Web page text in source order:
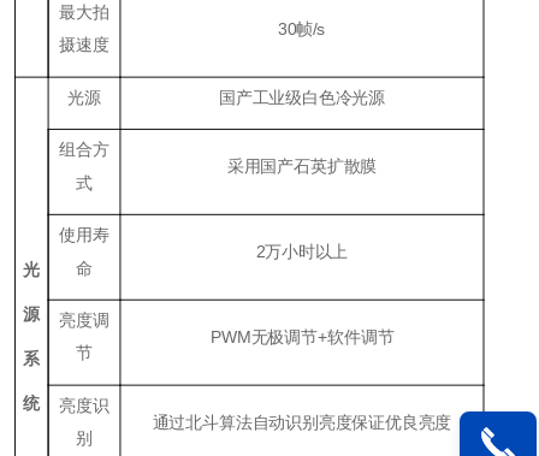
最大拍
摄速度
30帧/s
光
源
系
统
光源 国产工业级白色冷光源
组合方
式
采用国产石英扩散膜
使用寿
命
2万小时以上
亮度调
节
PWM无极调节+软件调节
亮度识
别
通过北斗算法自动识别亮度保证优良亮度